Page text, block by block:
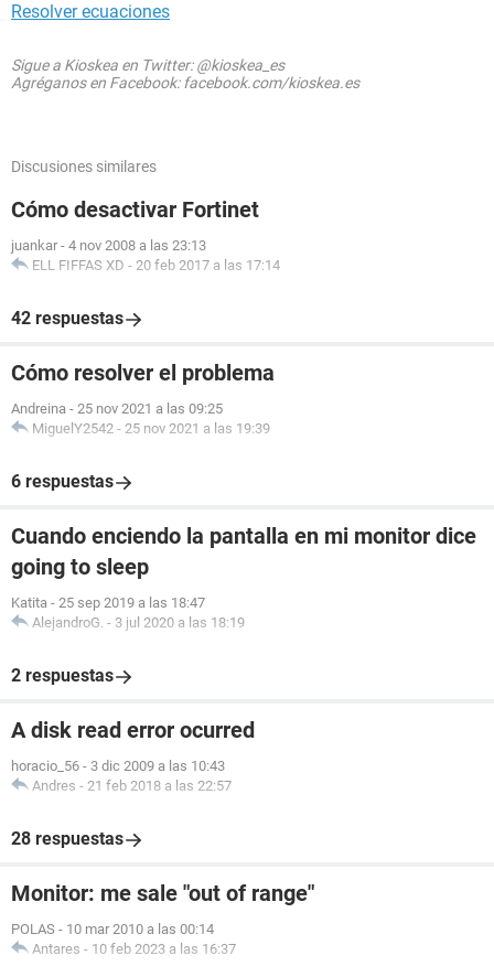
Resolver ecuaciones
Sigue a Kioskea en Twitter: @kioskea_es
Agréganos en Facebook: facebook.com/kioskea.es
Discusiones similares
Cómo desactivar Fortinet
juankar - 4 nov 2008 a las 23:13
ELL FIFFAS XD - 20 feb 2017 a las 17:14
42 respuestas
Cómo resolver el problema
Andreina - 25 nov 2021 a las 09:25
MiguelY2542 - 25 nov 2021 a las 19:39
6 respuestas
Cuando enciendo la pantalla en mi monitor dice
going to sleep
Katita - 25 sep 2019 a las 18:47
AlejandroG. - 3 jul 2020 a las 18:19
2 respuestas
A disk read error ocurred
horacio_56 - 3 dic 2009 a las 10:43
Andres - 21 feb 2018 a las 22:57
28 respuestas
Monitor: me sale "out of range"
POLAS - 10 mar 2010 a las 00:14
Antares - 10 feb 2023 a las 16:37